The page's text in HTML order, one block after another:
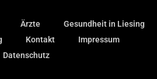
Ärzte
Gesundheit in Liesing
Kontakt
Impressum
Datenschutz